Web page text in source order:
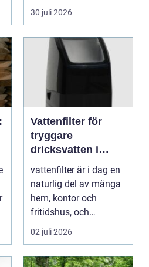
30 juli 2026
Vattenfilter för
tryggare
dricksvatten i
vardagen
vattenfilter är i dag en
naturlig del av många
hem, kontor och
fritidshus, och
intresset ökar för va...
02 juli 2026